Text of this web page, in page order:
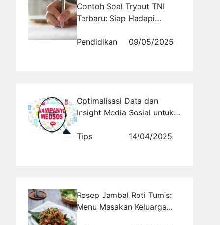
Contoh Soal Tryout TNI
Terbaru: Siap Hadapi
Pendidikan
09/05/2025
Optimalisasi Data dan
Insight Media Sosial untuk
Tips
14/04/2025
Resep Jambal Roti Tumis:
Menu Masakan Keluarga